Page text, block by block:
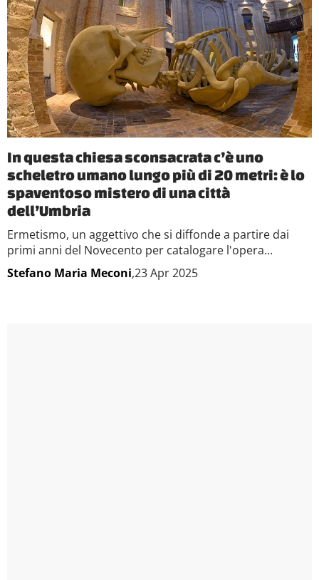
In questa chiesa sconsacrata c’è uno
scheletro umano lungo più di 20 metri: è lo
spaventoso mistero di una città
dell’Umbria
Ermetismo, un aggettivo che si diffonde a partire dai
primi anni del Novecento per catalogare l'opera...
Stefano Maria Meconi,23 Apr 2025